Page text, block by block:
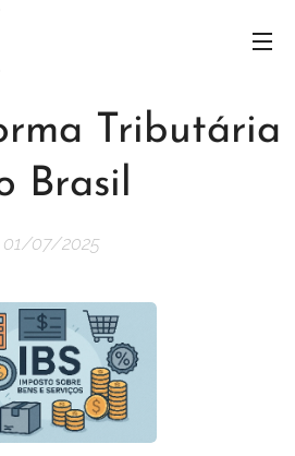
Tributária
Brasil
01/07/2025